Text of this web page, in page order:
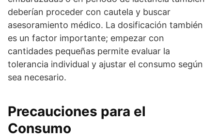
deberían proceder con cautela y buscar
asesoramiento médico. La dosificación también
es un factor importante; empezar con
cantidades pequeñas permite evaluar la
tolerancia individual y ajustar el consumo según
sea necesario.
Precauciones para el
Consumo